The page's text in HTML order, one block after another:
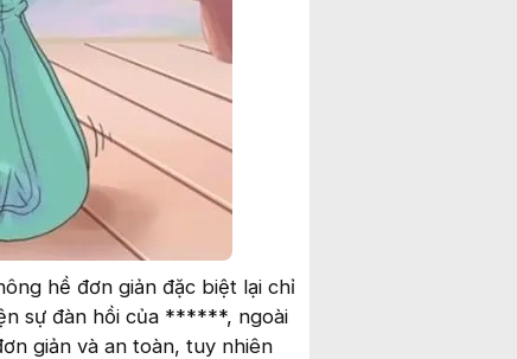
hề đơn giản đặc biệt lại chỉ
sự đàn hồi của ******, ngoài
giản và an toàn, tuy nhiên